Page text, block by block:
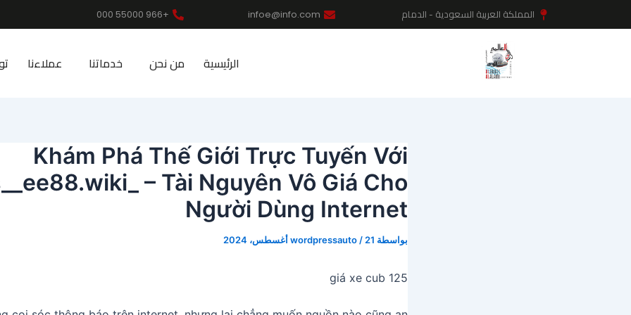
إلى
المملكة العربية السعودية - الدمام infoe@info.com
+966 55000 000
الرئيسية من نحن خدماتنا عملاءنا
Khám Phá Thế Giới Trực Tuyến Với
– Tài Nguyên Vô Giá Cho
Người Dùng Internet
بواسطة wordpressauto / 21 أغسطس، 2024
giá xe cub 125
navigation